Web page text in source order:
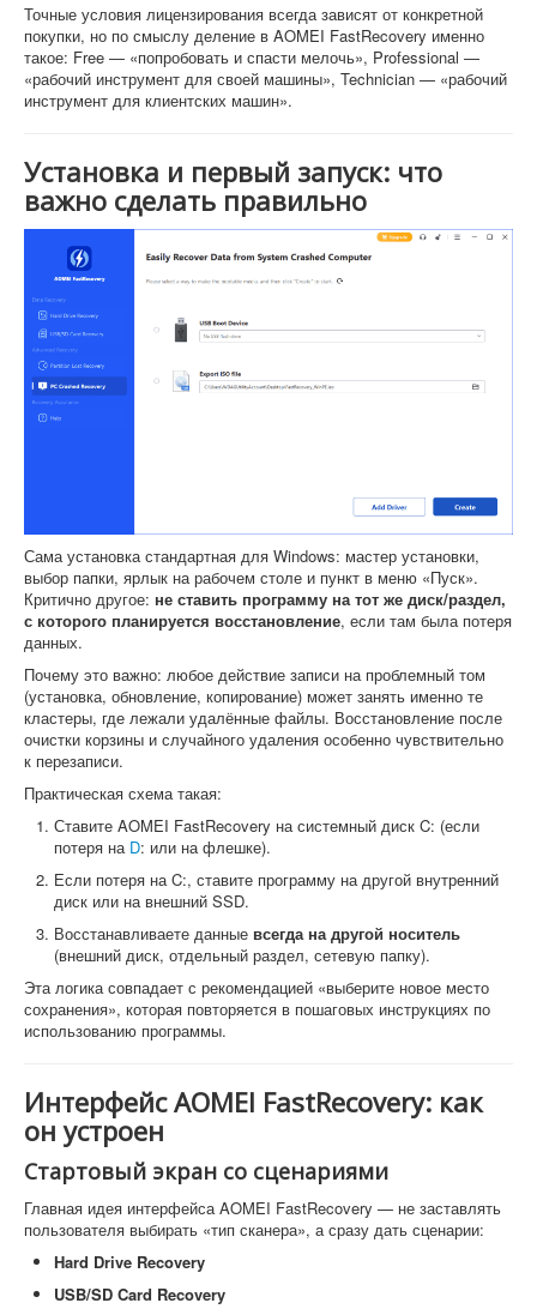
Точные условия лицензирования всегда зависят от конкретной
покупки, но по смыслу деление в AOMEI FastRecovery именно
такое: Free — «попробовать и спасти мелочь», Professional —
«рабочий инструмент для своей машины», Technician — «рабочий
инструмент для клиентских машин».
Установка и первый запуск: что
важно сделать правильно
Сама установка стандартная для Windows: мастер установки,
выбор папки, ярлык на рабочем столе и пункт в меню «Пуск».
Критично другое: не ставить программу на тот же диск/раздел,
с которого планируется восстановление, если там была потеря
данных.
Почему это важно: любое действие записи на проблемный том
(установка, обновление, копирование) может занять именно те
кластеры, где лежали удалённые файлы. Восстановление после
очистки корзины и случайного удаления особенно чувствительно
к перезаписи.
Практическая схема такая:
Ставите AOMEI FastRecovery на системный диск C: (если
потеря на D: или на флешке).
Если потеря на C:, ставите программу на другой внутренний
диск или на внешний SSD.
Восстанавливаете данные всегда на другой носитель
(внешний диск, отдельный раздел, сетевую папку).
Эта логика совпадает с рекомендацией «выберите новое место
сохранения», которая повторяется в пошаговых инструкциях по
использованию программы.
Интерфейс AOMEI FastRecovery: как
он устроен
Стартовый экран со сценариями
Главная идея интерфейса AOMEI FastRecovery — не заставлять
пользователя выбирать «тип сканера», а сразу дать сценарии:
Hard Drive Recovery
USB/SD Card Recovery